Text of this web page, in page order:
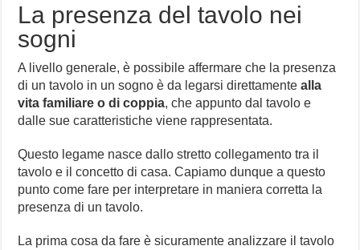
La presenza del tavolo nei
sogni
A livello generale, è possibile affermare che la presenza
di un tavolo in un sogno è da legarsi direttamentealla
vita familiare o di coppia, che appunto dal tavolo e
dalle sue caratteristiche viene rappresentata.
Questo legame nasce dallo stretto collegamento tra il
tavolo e il concetto di casa. Capiamo dunque a questo
punto come fare per interpretare in maniera corretta la
presenza di un tavolo.
La prima cosa da fare è sicuramente analizzare il tavolo